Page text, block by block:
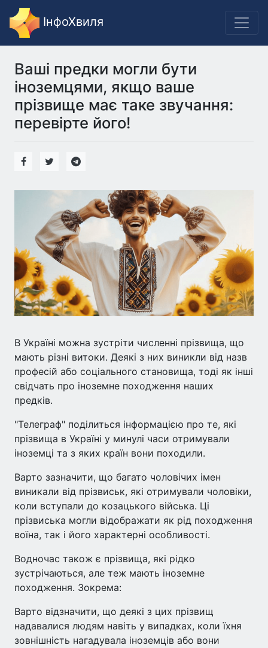
ІнфоХвиля
Ваші предки могли бути
іноземцями, якщо ваше
прізвище має таке звучання:
перевірте його!
В Україні можна зустріти численні прізвища, що
мають різні витоки. Деякі з них виникли від назв
професій або соціального становища, тоді як інші
свідчать про іноземне походження наших
предків.
"Телеграф" поділиться інформацією про те, які
прізвища в Україні у минулі часи отримували
іноземці та з яких країн вони походили.
Варто зазначити, що багато чоловічих імен
виникали від прізвиськ, які отримували чоловіки,
коли вступали до козацького війська. Ці
прізвиська могли відображати як рід походження
воїна, так і його характерні особливості.
Водночас також є прізвища, які рідко
зустрічаються, але теж мають іноземне
походження. Зокрема:
Варто відзначити, що деякі з цих прізвищ
надавалися людям навіть у випадках, коли їхня
зовнішність нагадувала іноземців або вони